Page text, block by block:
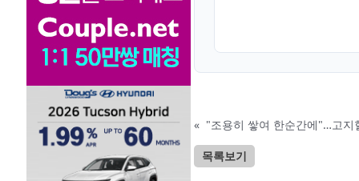
« "조용히 쌓여 한순간에"…고지
목록보기